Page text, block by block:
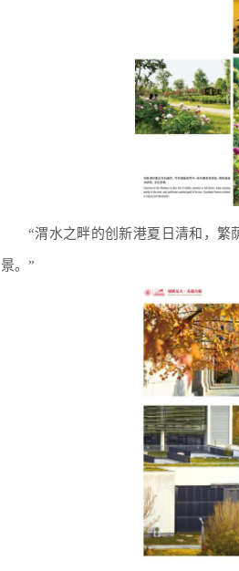
“渭水之畔的创新港夏日清和，繁
景。”